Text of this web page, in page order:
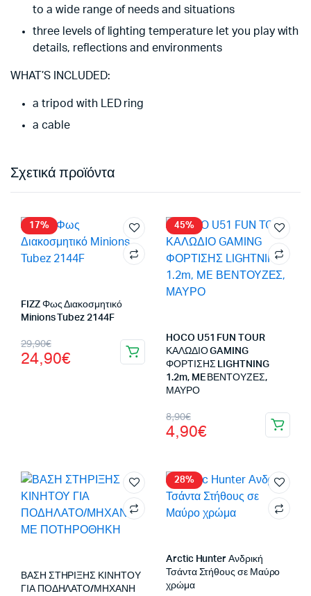
to a wide range of needs and situations
three levels of lighting temperature let you play with
details, reflections and environments
WHAT’S INCLUDED:
a tripod with LED ring
a cable
Σχετικά προϊόντα
17%
FIZZ Φως Διακοσμητικό
Minions Tubez 2144F
29,90€
Original
price
24,90€
Η
τρέχουσα
45%
HOCO U51 FUN TOUR
ΚΑΛΩΔΙΟ GAMING
ΦΟΡΤΙΣΗΣ LIGHTNING
1.2m, ME ΒΕΝΤΟΥΖΕΣ,
ΜΑΥΡΟ
8,90€
Original
price
8,90€.
4,90€
Η
τρέχουσα
είναι:
4,90€.
ΒΑΣΗ ΣΤΗΡΙΞΗΣ ΚΙΝΗΤΟΥ
ΓΙΑ ΠΟΔΗΛΑΤΟ/ΜΗΧΑΝΗ
28%
Arctic Hunter Ανδρική
Τσάντα Στήθους σε Μαύρο
χρώμα